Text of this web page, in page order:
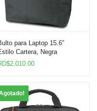
para Laptop 15.6″
Cartera, Negra
2,010.00